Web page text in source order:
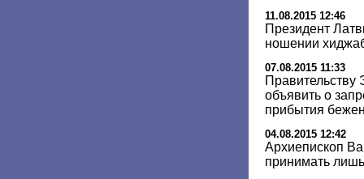
11.08.2015 12:46
Президент
ношении
07.08.2015 11:33
Правительству
объявить о
прибытия
04.08.2015 12:42
Архиепископ
принимать